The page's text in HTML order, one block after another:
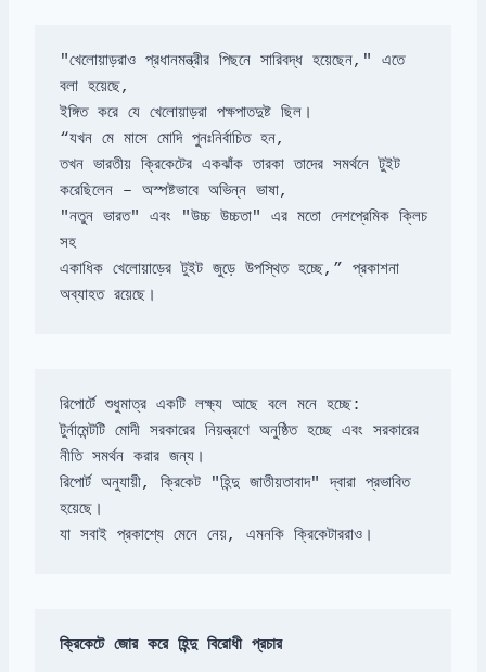
"খেলোয়াড়রাও প্রধানমন্ত্রীর পিছনে সারিবদ্ধ হয়েছেন," এতে
তখন ভারতীয় ক্রিকেটের একঝাঁক তারকা তাদের সমর্থনে টুইট
"নতুন ভারত" এবং "উচ্চ উচ্চতা" এর মতো দেশপ্রেমিক ক্লিচ
সহ
একাধিক খেলোয়াড়ের টুইট জুড়ে উপস্থিত হচ্ছে,” প্রকাশনা
অব্যাহত রয়েছে।
টুর্নামেন্টটি মোদী সরকারের নিয়ন্ত্রণে অনুষ্ঠিত হচ্ছে এবং সরকারের
রিপোর্ট অনুযায়ী, ক্রিকেট "হিন্দু জাতীয়তাবাদ" দ্বারা প্রভাবিত
যা সবাই প্রকাশ্যে মেনে নেয়, এমনকি ক্রিকেটাররাও।
ক্রিকেটে জোর করে হিন্দু বিরোধী প্রচার